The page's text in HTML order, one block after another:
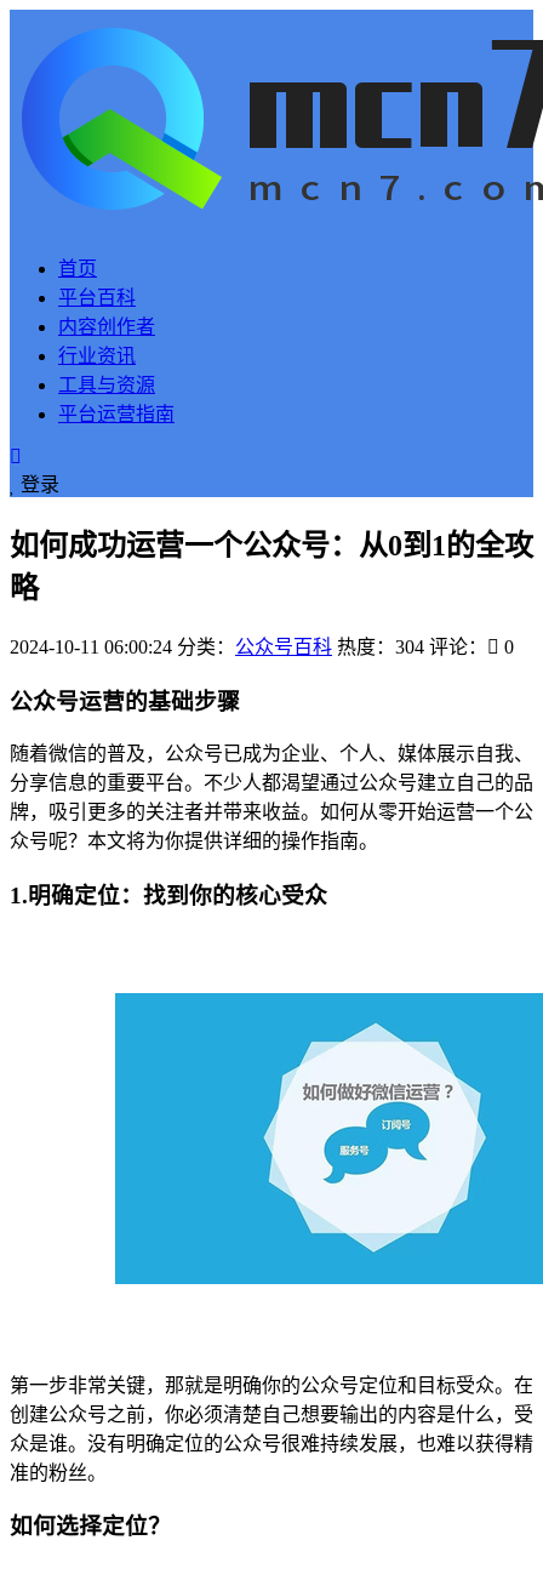
首页
平台百科
内容创作者
行业资讯
工具与资源
平台运营指南
登录
如何成功运营一个公众号：从0到1的全攻
略
2024-10-11 06:00:24 分类： 公众号百科 热度：304 评论： 0
公众号运营的基础步骤
随着微信的普及，公众号已成为企业、个人、媒体展示自我、
分享信息的重要平台。不少人都渴望通过公众号建立自己的品
牌，吸引更多的关注者并带来收益。如何从零开始运营一个公
众号呢？本文将为你提供详细的操作指南。
1.明确定位：找到你的核心受众
第一步非常关键，那就是明确你的公众号定位和目标受众。在
创建公众号之前，你必须清楚自己想要输出的内容是什么，受
众是谁。没有明确定位的公众号很难持续发展，也难以获得精
准的粉丝。
如何选择定位？